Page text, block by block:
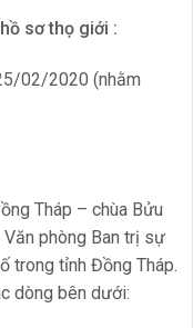
sơ thọ giới :
02/2020 (nhằm
Tháp – chùa Bửu
Văn phòng Ban trị sự
trong tỉnh Đồng Tháp.
dòng bên dưới: